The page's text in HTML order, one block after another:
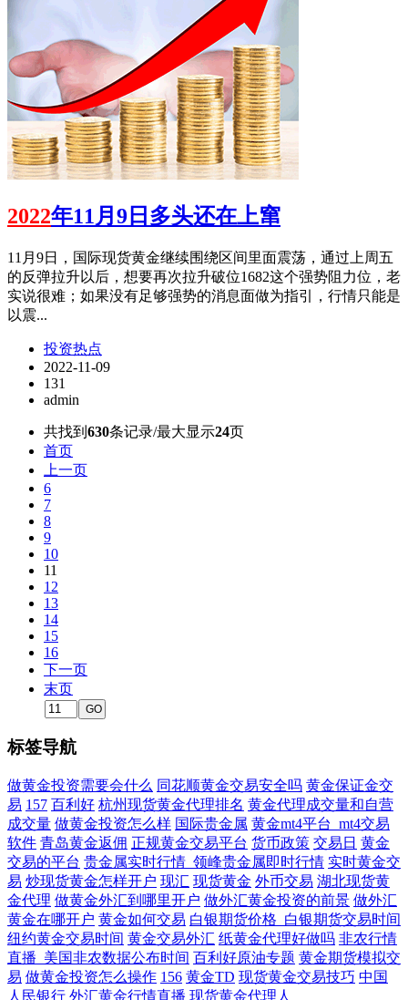
2022年11月9日多头还在上窜
11月9日，国际现货黄金继续围绕区间里面震荡，通过上周五
的反弹拉升以后，想要再次拉升破位1682这个强势阻力位，老
实说很难；如果没有足够强势的消息面做为指引，行情只能是
以震...
投资热点
2022-11-09
131
admin
共找到 630条记录/最大显示24页
首页
上一页
6
7
8
9
10
11
12
13
14
15
16
下一页
末页
标签导航
做黄金投资需要会什么 同花顺黄金交易安全吗 黄金保证金交
易 157 百利好 杭州现货黄金代理排名 黄金代理成交量和自营
成交量 做黄金投资怎么样 国际贵金属 黄金mt4平台_mt4交易
软件 青岛黄金返佣 正规黄金交易平台 货币政策 交易日 黄金
交易的平台 贵金属实时行情_领峰贵金属即时行情 实时黄金交
易 炒现货黄金怎样开户 现汇 现货黄金 外币交易 湖北现货黄
金代理 做黄金外汇到哪里开户 做外汇黄金投资的前景 做外汇
黄金在哪开户 黄金如何交易 白银期货价格_白银期货交易时间
纽约黄金交易时间 黄金交易外汇 纸黄金代理好做吗 非农行情
直播_美国非农数据公布时间 百利好原油专题 黄金期货模拟交
易 做黄金投资怎么操作 156 黄金TD 现货黄金交易技巧 中国
人民银行 外汇黄金行情直播 现货黄金代理人